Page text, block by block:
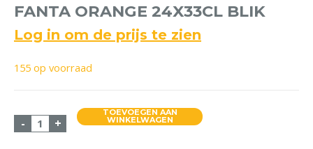
FANTA ORANGE 24X33CL BLIK
Log in om de prijs te zien
155 op voorraad
- Fanta Orange 24x33cl Blik aantal
+
TOEVOEGEN AAN
WINKELWAGEN